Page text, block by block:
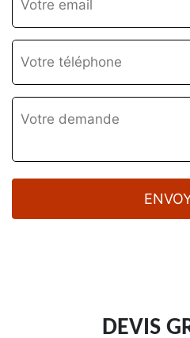
DEVIS